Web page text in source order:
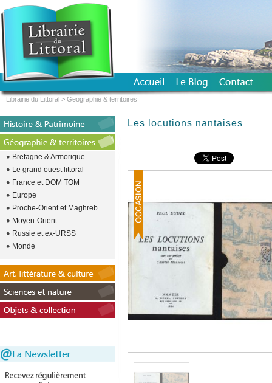
Les locutions nantaises
Bretagne & Armorique
Le grand ouest littoral
France et DOM TOM
Europe
Proche-Orient et Maghreb
Moyen-Orient
Russie et ex-URSS
Monde
Librairie du Littoral > Geographie & territoires